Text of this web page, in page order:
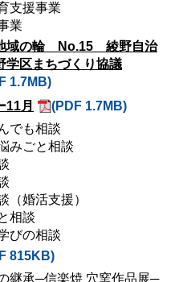
支援事業
業
域の輪 No.15 綾野自治
学区まちづくり協議
1.7MB)
11月
(PDF 1.7MB)
でも相談
みごと相談
（婚活支援）
相談
びの相談
815KB)
継承─信楽焼 穴窯作品展─